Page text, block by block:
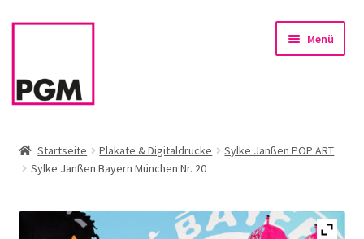
Zur
Zum
Menü
News
Sortiment
öffnen
Startseite Plakate & Digitaldrucke
Sylke Janßen POP ART
Sylke Janßen Bayern München Nr. 20